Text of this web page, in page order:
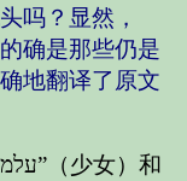
吗？显然，
确是那些仍是
地翻译了原文